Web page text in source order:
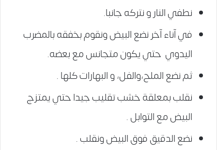
نطفي النار و نتركه جانبا.
في آناء آخر نضع البيض ونقوم بخفقه بالمضرب
اليدوي حتي يكون متجانس مع بعضه.
ثم نضع الملح،والفل، و البهارات كلها .
نقلب بمعلقة خشب تقليب جيدا حتي يمتزج
البيض مع التوابل .
نضع الدقيق فوق البيض ونقلب .